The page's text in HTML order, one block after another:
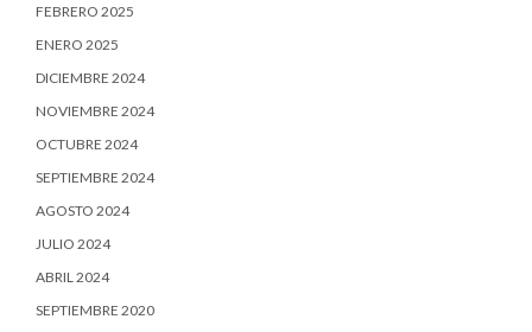
FEBRERO 2025
ENERO 2025
DICIEMBRE 2024
NOVIEMBRE 2024
OCTUBRE 2024
SEPTIEMBRE 2024
AGOSTO 2024
JULIO 2024
ABRIL 2024
SEPTIEMBRE 2020